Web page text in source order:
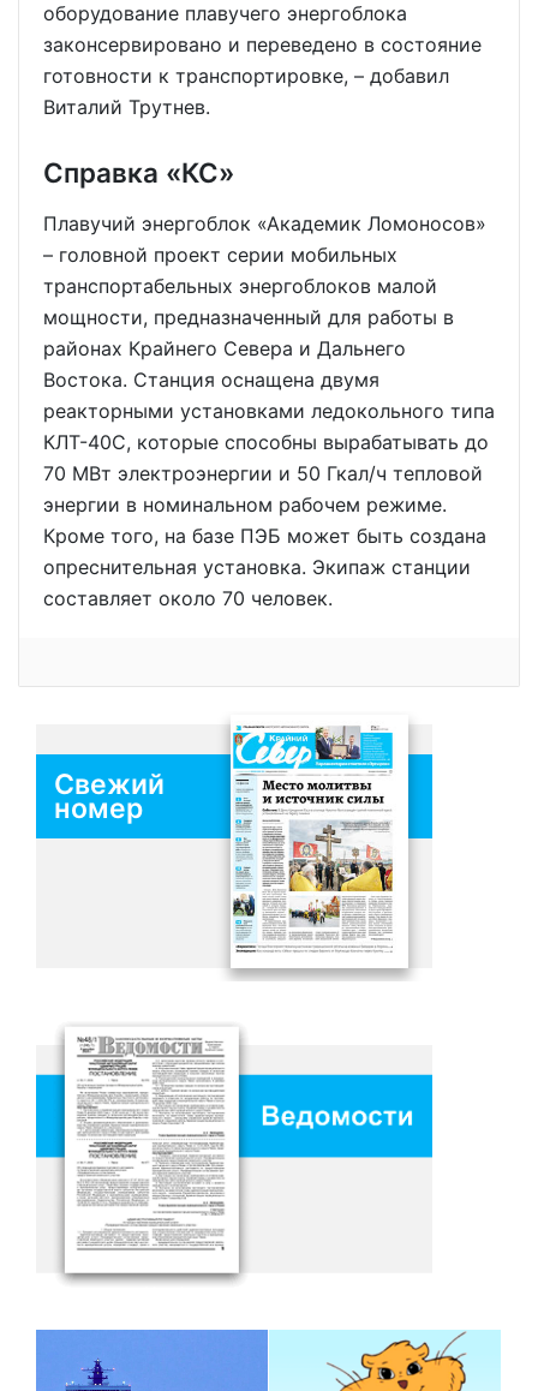
оборудование плавучего энергоблока
законсервировано и переведено в состояние
готовности к транспортировке, – добавил
Виталий Трутнев.
Справка «КС»
Плавучий энергоблок «Академик Ломоносов»
– головной проект серии мобильных
транспортабельных энергоблоков малой
мощности, предназначенный для работы в
районах Крайнего Севера и Дальнего
Востока. Станция оснащена двумя
реакторными установками ледокольного типа
КЛТ-40С, которые способны вырабатывать до
70 МВт электроэнергии и 50 Гкал/ч тепловой
энергии в номинальном рабочем режиме.
Кроме того, на базе ПЭБ может быть создана
опреснительная установка. Экипаж станции
составляет около 70 человек.
Свежий
номер